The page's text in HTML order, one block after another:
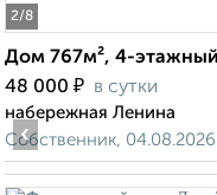
2/8
Дом 767м², 4-
48 000 ₽ в сутки
набережная Ленина
Собственник, 04.08.2026
‹